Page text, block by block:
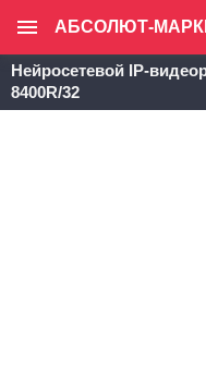
Нейросетевой IP-
8400R/32